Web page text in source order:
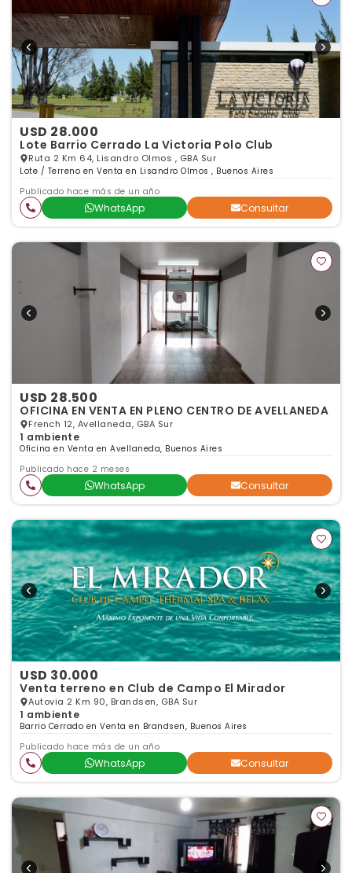
USD 28.000
Lote Barrio Cerrado La Victoria Polo Club
Ruta 2 Km 64, Lisandro Olmos , GBA Sur
Lote / Terreno en Venta en Lisandro Olmos , Buenos Aires
Publicado hace más de un año
WhatsApp Consultar
USD 28.500
OFICINA EN VENTA EN PLENO CENTRO DE AVELLANEDA
French 12, Avellaneda, GBA Sur
1 ambiente
Oficina en Venta en Avellaneda, Buenos Aires
Publicado hace 2 meses
WhatsApp Consultar
USD 30.000
Venta terreno en Club de Campo El Mirador
Autovia 2 Km 90, Brandsen, GBA Sur
1 ambiente
Barrio Cerrado en Venta en Brandsen, Buenos Aires
Publicado hace más de un año
WhatsApp Consultar